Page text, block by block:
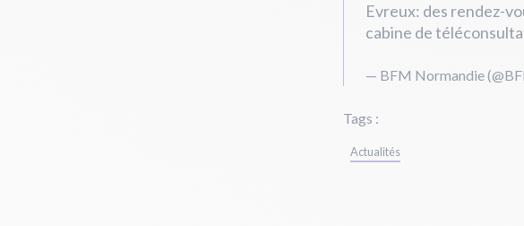
Evreux: des rendez-
cabine de
— BFM Normandie
Tags :
Actualités